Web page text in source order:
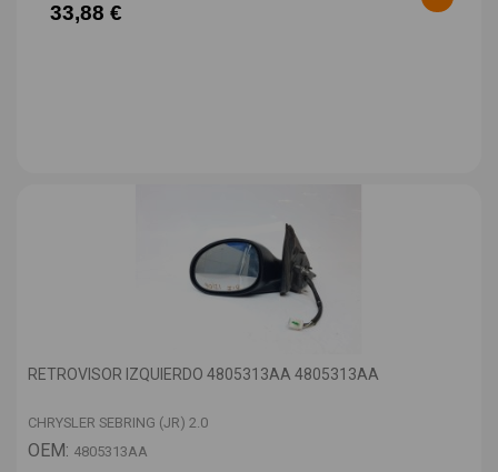
33,88 €
RETROVISOR IZQUIERDO 4805313AA 4805313AA
CHRYSLER SEBRING (JR) 2.0
OEM: 4805313AA